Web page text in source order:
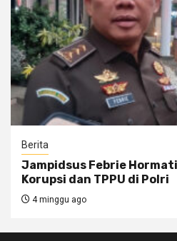
Berita
Jampidsus Febrie
Korupsi dan TPPU di Polri
4 minggu ago